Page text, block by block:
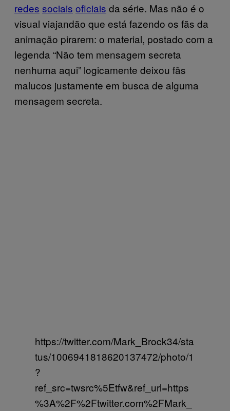
redes sociais oficiais da série. Mas não é o
visual viajandão que está fazendo os fãs da
animação pirarem: o material, postado com a
legenda “Não tem mensagem secreta
nenhuma aqui” logicamente deixou fãs
malucos justamente em busca de alguma
mensagem secreta.
https://twitter.com/Mark_Brock34/sta
tus/1006941818620137472/photo/1
?
ref_src=twsrc%5Etfw&ref_url=https
%3A%2F%2Ftwitter.com%2FMark_